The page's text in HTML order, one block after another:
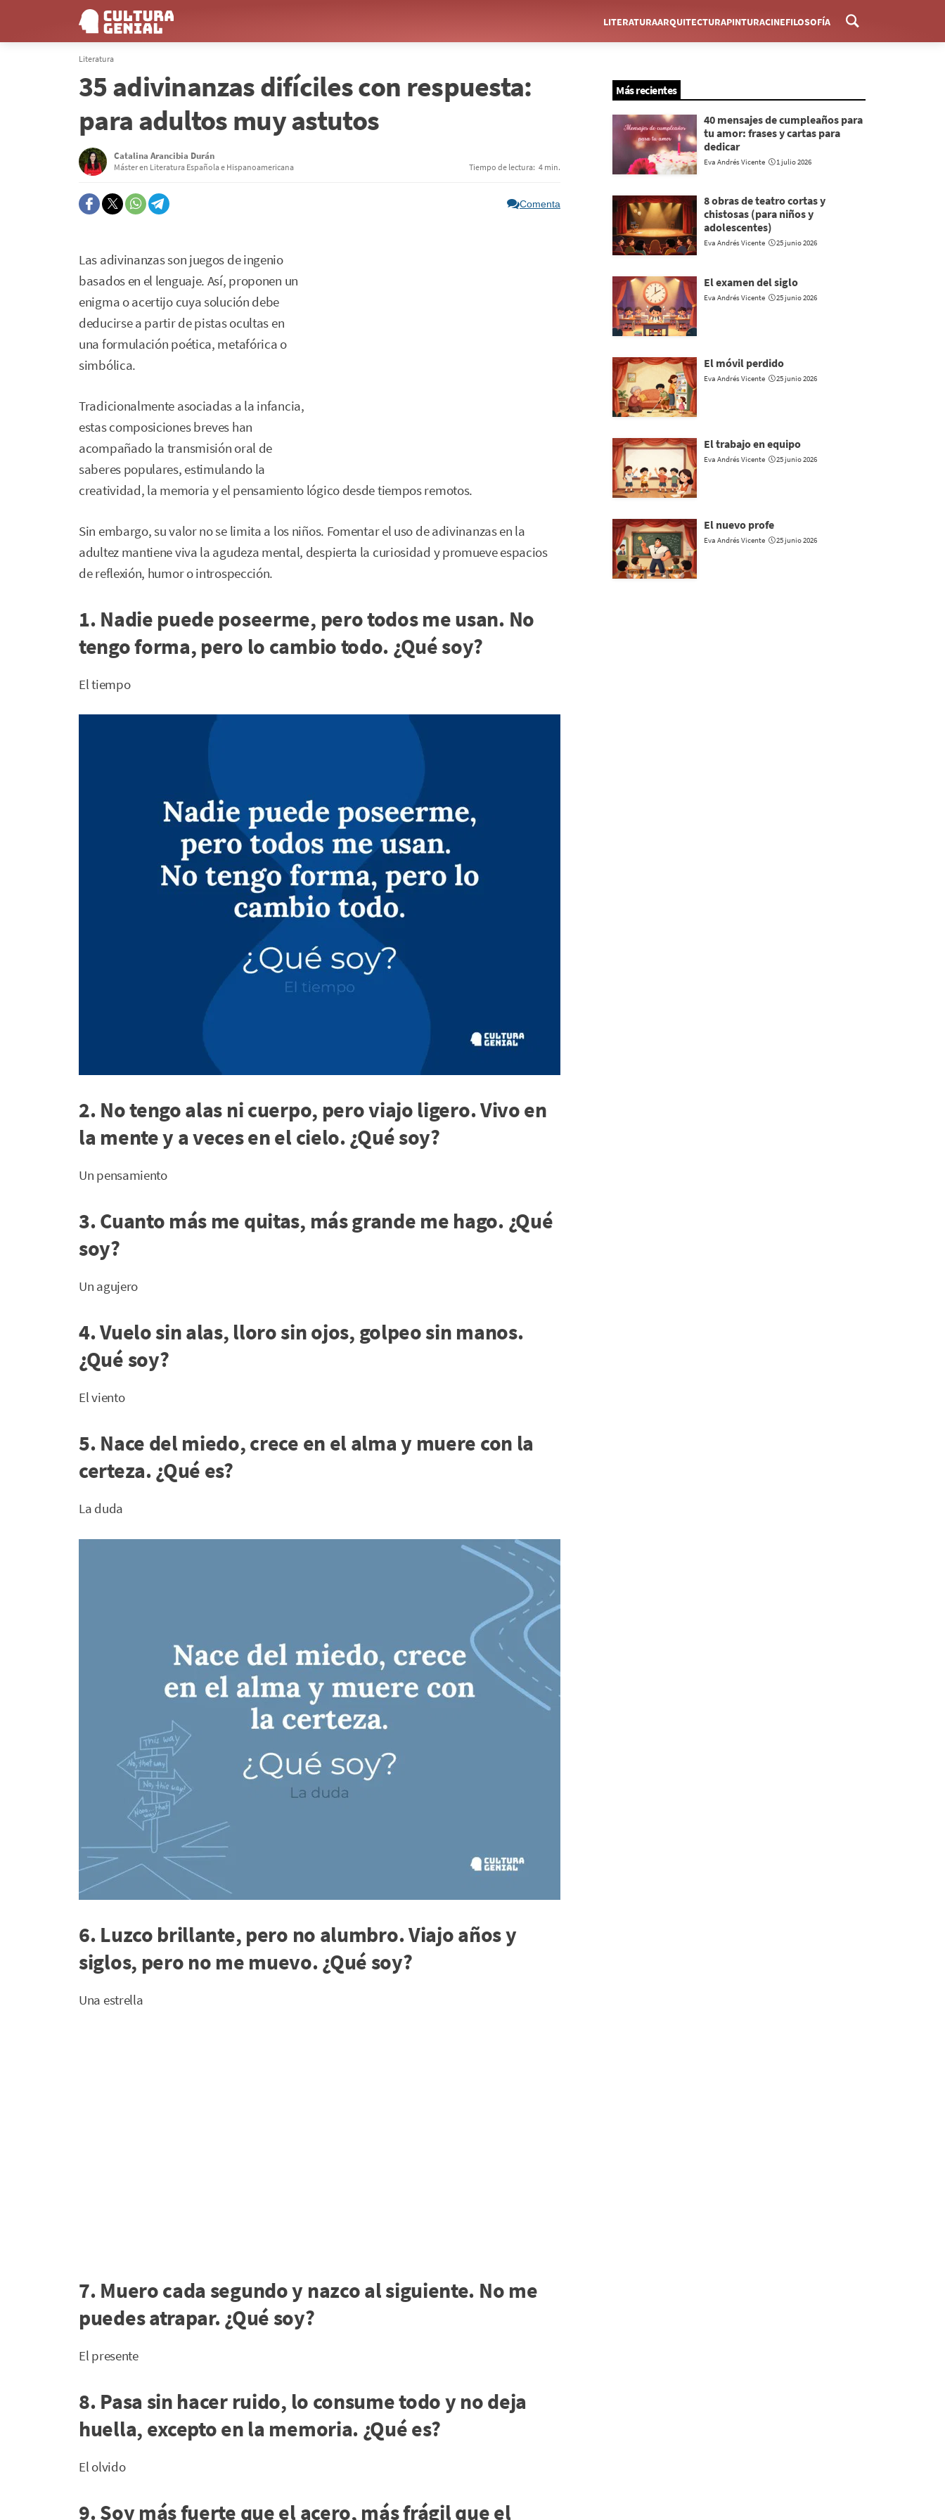
Menú
LITERATURAARQUITECTURAPINTURACINEFILOSOFÍA
Literatura
35 adivinanzas difíciles con respuesta:
para adultos muy astutos
Catalina Arancibia Durán
Máster en Literatura Española e Hispanoamericana Tiempo de lectura: 4 min.
Comenta
Las adivinanzas son juegos de ingenio
basados en el lenguaje. Así, proponen un
enigma o acertijo cuya solución debe
deducirse a partir de pistas ocultas en
una formulación poética, metafórica o
simbólica.
Tradicionalmente asociadas a la infancia,
estas composiciones breves han
acompañado la transmisión oral de
saberes populares, estimulando la
creatividad, la memoria y el pensamiento lógico desde tiempos remotos.
Sin embargo, su valor no se limita a los niños. Fomentar el uso de adivinanzas en la
adultez mantiene viva la agudeza mental, despierta la curiosidad y promueve espacios
de reflexión, humor o introspección.
1. Nadie puede poseerme, pero todos me usan. No
tengo forma, pero lo cambio todo. ¿Qué soy?
El tiempo
2. No tengo alas ni cuerpo, pero viajo ligero. Vivo en
la mente y a veces en el cielo. ¿Qué soy?
Un pensamiento
3. Cuanto más me quitas, más grande me hago. ¿Qué
soy?
Un agujero
4. Vuelo sin alas, lloro sin ojos, golpeo sin manos.
¿Qué soy?
El viento
5. Nace del miedo, crece en el alma y muere con la
certeza. ¿Qué es?
La duda
6. Luzco brillante, pero no alumbro. Viajo años y
siglos, pero no me muevo. ¿Qué soy?
Una estrella
7. Muero cada segundo y nazco al siguiente. No me
puedes atrapar. ¿Qué soy?
El presente
8. Pasa sin hacer ruido, lo consume todo y no deja
huella, excepto en la memoria. ¿Qué es?
El olvido
9. Soy más fuerte que el acero, más frágil que el
Más recientes
40 mensajes de cumpleaños para
tu amor: frases y cartas para
dedicar
Eva Andrés Vicente 1 julio 2026
8 obras de teatro cortas y
chistosas (para niños y
adolescentes)
Eva Andrés Vicente 25 junio 2026
El examen del siglo
Eva Andrés Vicente 25 junio 2026
El móvil perdido
Eva Andrés Vicente 25 junio 2026
El trabajo en equipo
Eva Andrés Vicente 25 junio 2026
El nuevo profe
Eva Andrés Vicente 25 junio 2026